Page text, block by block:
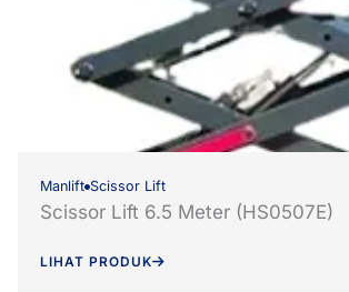
Manlift Scissor Lift
Scissor Lift 6.5 Meter (HS0507E)
LIHAT PRODUK